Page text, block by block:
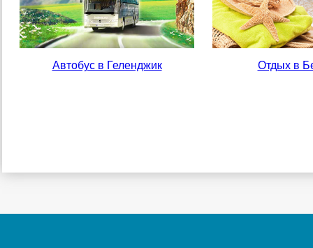
Автобус в Геленджик Отдых в